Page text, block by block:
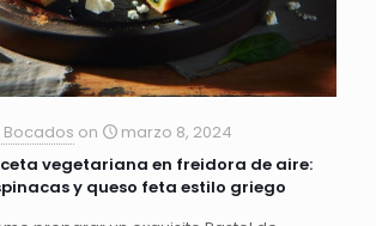
Bocados on
marzo 8, 2024
vegetariana en freidora de aire:
y queso feta estilo griego